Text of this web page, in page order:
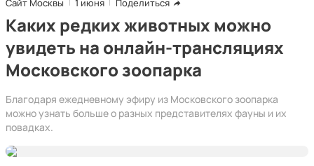
Сайт Москвы 1 июня Поделиться
Каких редких животных можно
увидеть на онлайн-трансляциях
Московского зоопарка
Благодаря ежедневному эфиру из Московского зоопарка
можно узнать больше о разных представителях фауны и их
повадках.